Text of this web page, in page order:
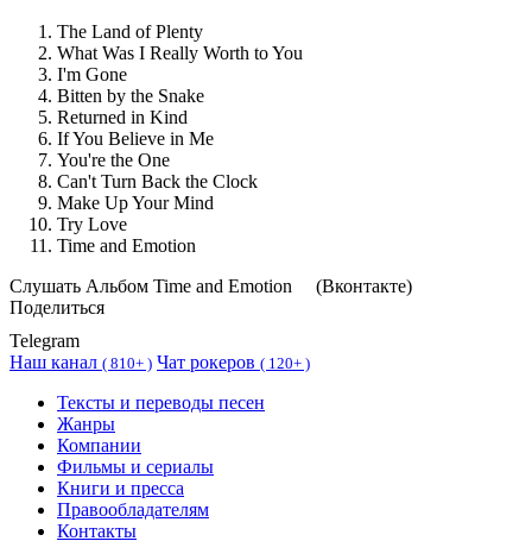
The Land of Plenty
What Was I Really Worth to You
I'm Gone
Bitten by the Snake
Returned in Kind
If You Believe in Me
You're the One
Can't Turn Back the Clock
Make Up Your Mind
Try Love
Time and Emotion
Cлушать Альбом Time and Emotion
(Вконтакте)
Поделиться
Telegram
Наш канал ( 810+ ) Чат рокеров ( 120+ )
Тексты и переводы песен
Жанры
Компании
Фильмы и сериалы
Книги и пресса
Правообладателям
Контакты